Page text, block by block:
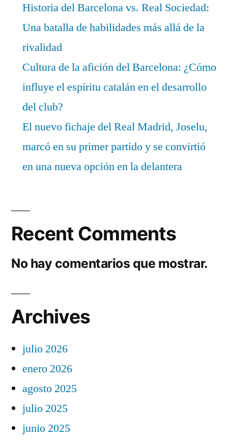
Historia del Barcelona vs. Real Sociedad:
Una batalla de habilidades más allá de la
rivalidad
Cultura de la afición del Barcelona: ¿Cómo
influye el espíritu catalán en el desarrollo
del club?
El nuevo fichaje del Real Madrid, Joselu,
marcó en su primer partido y se convirtió
en una nueva opción en la delantera
Recent Comments
No hay comentarios que mostrar.
Archives
julio 2026
enero 2026
agosto 2025
julio 2025
junio 2025